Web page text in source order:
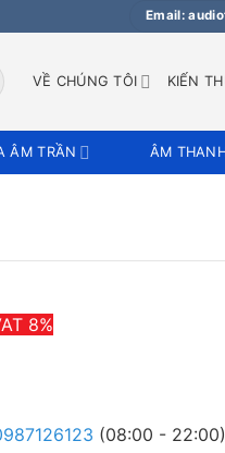
Email:
VỀ CHÚNG TÔI KIẾN
ÂM TRẦN ÂM
8%
(08:00 - 22:00)